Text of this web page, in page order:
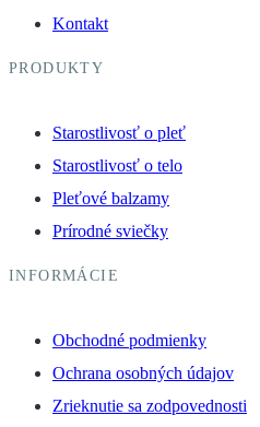
Kontakt
PRODUKTY
Starostlivosť o pleť
Starostlivosť o telo
Pleťové balzamy
Prírodné sviečky
INFORMÁCIE
Obchodné podmienky
Ochrana osobných údajov
Zrieknutie sa zodpovednosti